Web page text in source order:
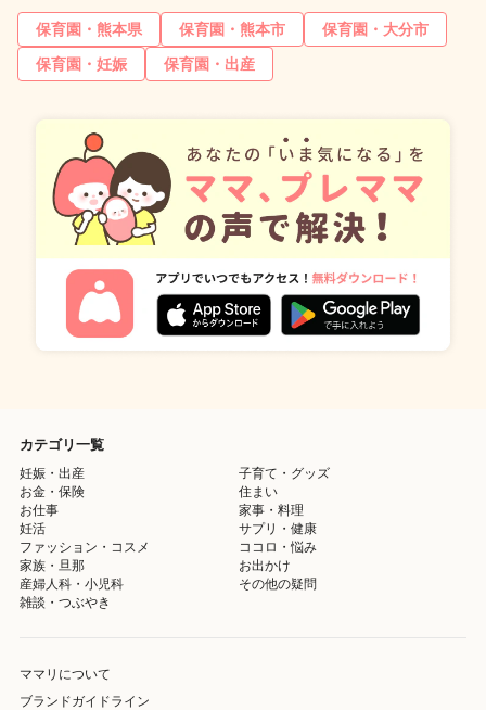
保育園・熊本県 保育園・熊本市
保育園・大分市
保育園・妊娠
保育園・出産
カテゴリ一覧
妊娠・出産
子育て・グッズ
お金・保険
住まい
お仕事
家事・料理
妊活
サプリ・健康
ファッション・コスメ
ココロ・悩み
家族・旦那
お出かけ
産婦人科・小児科
その他の疑問
雑談・つぶやき
ママリについて
ブランドガイドライン